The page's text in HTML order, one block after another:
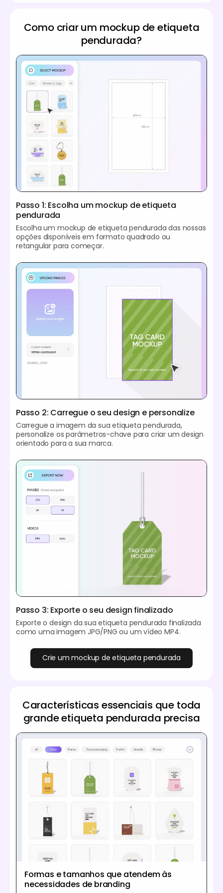
Como criar um mockup de etiqueta
pendurada?
Passo 1: Escolha um mockup de etiqueta
pendurada
Escolha um mockup de etiqueta pendurada das nossas
opções disponíveis em formato quadrado ou
retangular para começar.
Passo 2: Carregue o seu design e personalize
Carregue a imagem da sua etiqueta pendurada,
personalize os parâmetros-chave para criar um design
orientado para a sua marca.
Passo 3: Exporte o seu design finalizado
Exporte o design da sua etiqueta pendurada finalizada
como uma imagem JPG/PNG ou um vídeo MP4.
Crie um mockup de etiqueta pendurada
Características essenciais que toda
grande etiqueta pendurada precisa
Formas e tamanhos que atendem às
necessidades de branding